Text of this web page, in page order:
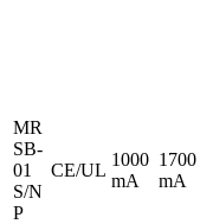
MR
SB-
01
S/N
P
CE/UL
1000
mA
1700
mA